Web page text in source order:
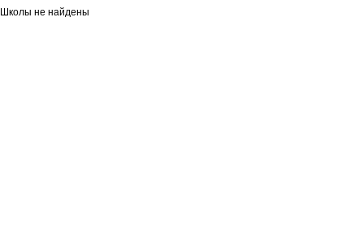
Школы не найдены